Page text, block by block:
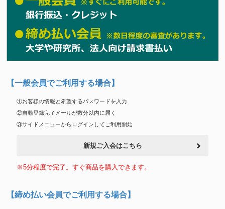
【一般会員でご利用する場合】
①お客様の情報と希望するパスワードを入力
②自動登録完了メールが数分以内に届く
③サイドメニューからログインしてご利用開始
新規ご入会はこちら
※5分程度で完了。すぐ商品を購入できます。
【締め払い会員でご利用する場合】